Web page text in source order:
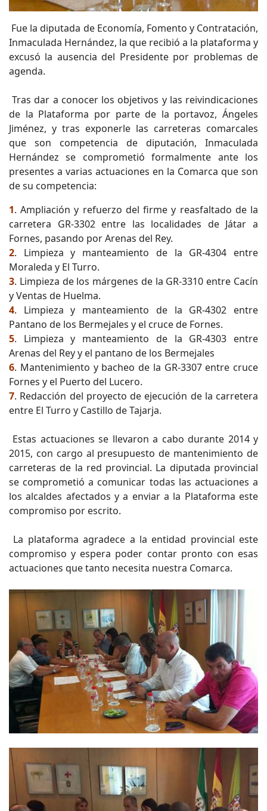
Fue la diputada de Economía, Fomento y Contratación,
Inmaculada Hernández, la que recibió a la plataforma y
excusó la ausencia del Presidente por problemas de
agenda.
Tras dar a conocer los objetivos y las reivindicaciones
de la Plataforma por parte de la portavoz, Ángeles
Jiménez, y tras exponerle las carreteras comarcales
que son competencia de diputación, Inmaculada
Hernández se comprometió formalmente ante los
presentes a varias actuaciones en la Comarca que son
de su competencia:
1. Ampliación y refuerzo del firme y reasfaltado de la
carretera GR-3302 entre las localidades de Játar a
Fornes, pasando por Arenas del Rey.
2. Limpieza y manteamiento de la GR-4304 entre
Moraleda y El Turro.
3. Limpieza de los márgenes de la GR-3310 entre Cacín
y Ventas de Huelma.
4. Limpieza y manteamiento de la GR-4302 entre
Pantano de los Bermejales y el cruce de Fornes.
5. Limpieza y manteamiento de la GR-4303 entre
Arenas del Rey y el pantano de los Bermejales
6. Mantenimiento y bacheo de la GR-3307 entre cruce
Fornes y el Puerto del Lucero.
7. Redacción del proyecto de ejecución de la carretera
entre El Turro y Castillo de Tajarja.
Estas actuaciones se llevaron a cabo durante 2014 y
2015, con cargo al presupuesto de mantenimiento de
carreteras de la red provincial. La diputada provincial
se comprometió a comunicar todas las actuaciones a
los alcaldes afectados y a enviar a la Plataforma este
compromiso por escrito.
La plataforma agradece a la entidad provincial este
compromiso y espera poder contar pronto con esas
actuaciones que tanto necesita nuestra Comarca.